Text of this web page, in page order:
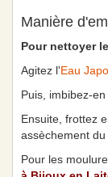
Manière
Pour nettoyer
Agitez l'Eau
Puis, imbibez-en
Ensuite, frottez
assèchement du
Pour les